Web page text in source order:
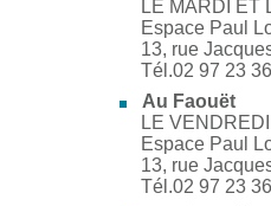
LE MARDI ET
Espace Paul
13, rue
Tél.02 97 23
Au Faouët
LE
Espace Paul
13, rue
Tél.02 97 23